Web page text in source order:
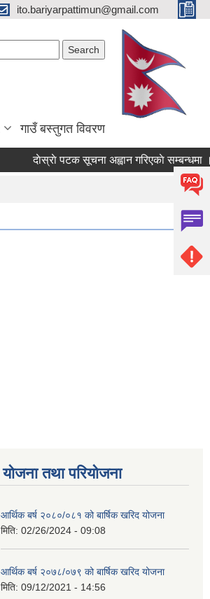
ito.bariyarpattimun@gmail.com
गाउँ बस्तुगत विवरण
दाेस्राे पटक सूचना अह्वान गरिएकाे सम्बन्धमा ।
योजना तथा परियोजना
आर्थिक बर्ष २०८०/०८१ को बार्षिक खरिद योजना
मिति: 02/26/2024 - 09:08
आर्थिक बर्ष २०७८/०७९ को बार्षिक खरिद योजना
मिति: 09/12/2021 - 14:56